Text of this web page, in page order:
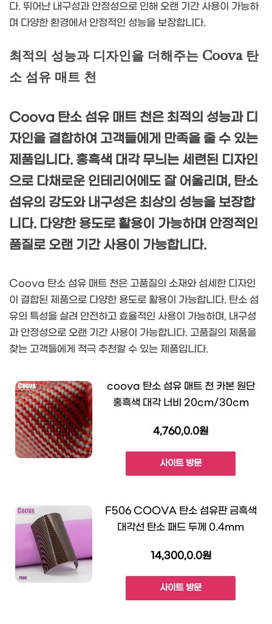
다. 뛰어난 내구성과 안정성으로 인해 오랜 기간 사용이 가능하
며 다양한 환경에서 안정적인 성능을 보장합니다.
최적의 성능과 디자인을 더해주는 Coova 탄
소 섬유 매트 천
Coova 탄소 섬유 매트 천은 최적의 성능과 디
자인을 결합하여 고객들에게 만족을 줄 수 있는
제품입니다. 홍흑색 대각 무늬는 세련된 디자인
으로 다채로운 인테리어에도 잘 어울리며, 탄소
섬유의 강도와 내구성은 최상의 성능을 보장합
니다. 다양한 용도로 활용이 가능하며 안정적인
품질로 오랜 기간 사용이 가능합니다.
Coova 탄소 섬유 매트 천은 고품질의 소재와 섬세한 디자인
이 결합된 제품으로 다양한 용도로 활용이 가능합니다. 탄소 섬
유의 특성을 살려 안전하고 효율적인 사용이 가능하며, 내구성
과 안정성으로 오랜 기간 사용이 가능합니다. 고품질의 제품을
찾는 고객들에게 적극 추천할 수 있는 제품입니다.
coova 탄소 섬유 매트 천 카본 원단
홍흑색 대각 너비 20cm/30cm
4,760,0.0원
사이트 방문
F506 COOVA 탄소 섬유판 금흑색
대각선 탄소 패드 두께 0.4mm
14,300,0.0원
사이트 방문